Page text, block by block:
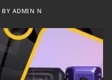
BY ADMIN N